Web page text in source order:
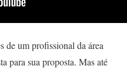
de um profissional da área
para sua proposta. Mas até